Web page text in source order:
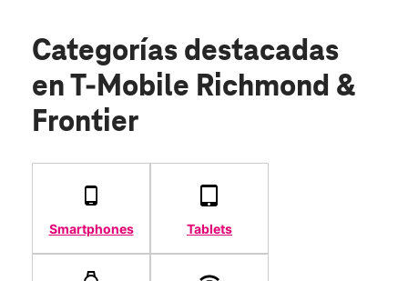
Categorías destacadas
en T-Mobile Richmond &
Frontier
Smartphones Tablets